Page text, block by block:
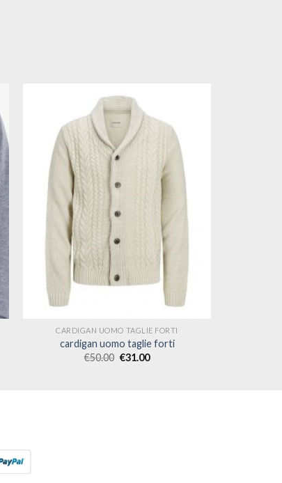
CARDIGAN UOMO TAGLIE FORTI
cardigan uomo taglie forti
€50.00 €31.00